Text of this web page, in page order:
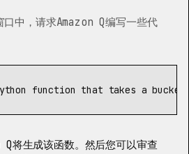
口中，请求Amazon Q编写一些代
Q将生成该函数。然后您可以审查